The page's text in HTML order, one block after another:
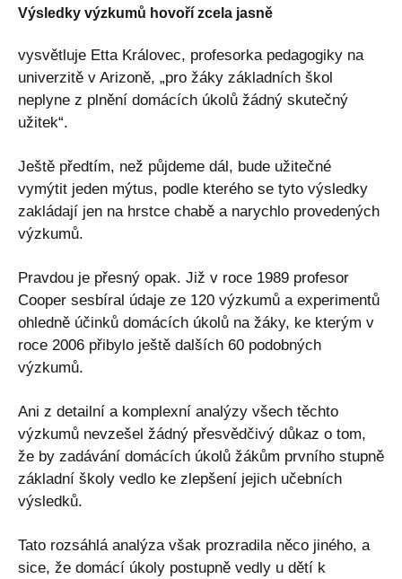
Výsledky výzkumů hovoří zcela jasně
vysvětluje Etta Královec, profesorka pedagogiky na
univerzitě v Arizoně, „pro žáky základních škol
neplyne z plnění domácích úkolů žádný skutečný
užitek“.
Ještě předtím, než půjdeme dál, bude užitečné
vymýtit jeden mýtus, podle kterého se tyto výsledky
zakládají jen na hrstce chabě a narychlo provedených
výzkumů.
Pravdou je přesný opak. Již v roce 1989 profesor
Cooper sesbíral údaje ze 120 výzkumů a experimentů
ohledně účinků domácích úkolů na žáky, ke kterým v
roce 2006 přibylo ještě dalších 60 podobných
výzkumů.
Ani z detailní a komplexní analýzy všech těchto
výzkumů nevzešel žádný přesvědčivý důkaz o tom,
že by zadávání domácích úkolů žákům prvního stupně
základní školy vedlo ke zlepšení jejich učebních
výsledků.
Tato rozsáhlá analýza však prozradila něco jiného, ​​a
sice, že domácí úkoly postupně vedly u dětí k